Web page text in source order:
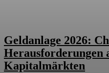
Geldanlage 2026:
Herausforderungen
Kapitalmärkten